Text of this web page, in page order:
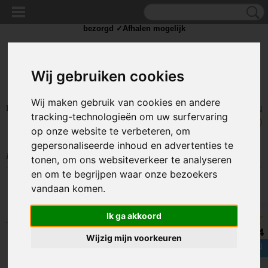
Wij gebruiken cookies
Wij maken gebruik van cookies en andere
tracking-technologieën om uw surfervaring
op onze website te verbeteren, om
gepersonaliseerde inhoud en advertenties te
tonen, om ons websiteverkeer te analyseren
en om te begrijpen waar onze bezoekers
vandaan komen.
Ik ga akkoord
Wijzig mijn voorkeuren
Inloggen Registreren
UW WINKELWAGEN
Geen producten
(0)
Home >PNEUMATIEK>Koppelingen>Haakse insteekkoppelingen
Sorteer op:
bezorgd ✓Afhalen mogelijk
8.4